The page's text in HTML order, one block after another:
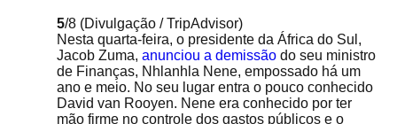
5/8 (Divulgação / TripAdvisor)
Nesta quarta-feira, o presidente da África do Sul,
Jacob Zuma, anunciou a demissão do seu ministro
de Finanças, Nhlanhla Nene, empossado há um
ano e meio. No seu lugar entra o pouco conhecido
David van Rooyen. Nene era conhecido por ter
mão firme no controle dos gastos públicos e o